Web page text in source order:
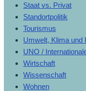
Staat vs. Privat
Standortpolitik
Tourismus
Umwelt, Klima und
UNO /
Wirtschaft
Wissenschaft
Wohnen